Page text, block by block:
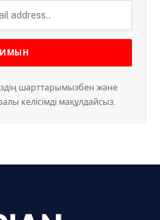
шарттарымызбен және
келісімді мақұлдайсыз.